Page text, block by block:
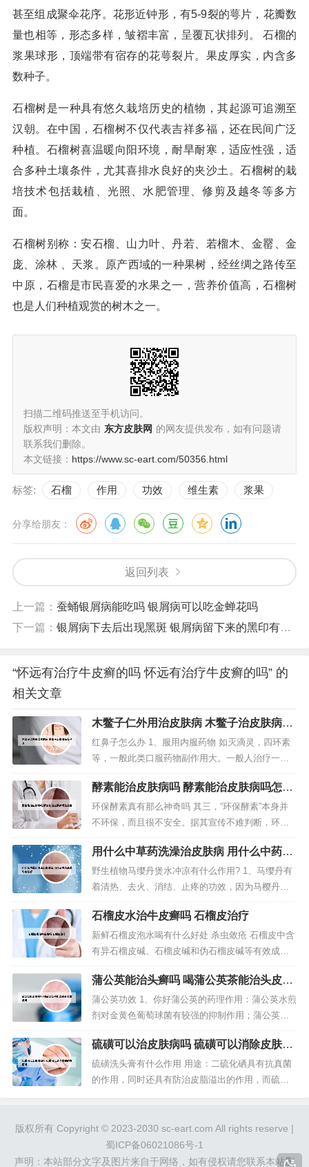
甚至组成聚伞花序。花形近钟形，有5-9裂的萼片，花瓣数
量也相等，形态多样，皱褶丰富，呈覆瓦状排列。 石榴的
浆果球形，顶端带有宿存的花萼裂片。果皮厚实，内含多
数种子。
石榴树是一种具有悠久栽培历史的植物，其起源可追溯至
汉朝。在中国，石榴树不仅代表吉祥多福，还在民间广泛
种植。石榴树喜温暖向阳环境，耐旱耐寒，适应性强，适
合多种土壤条件，尤其喜排水良好的夹沙土。石榴树的栽
培技术包括栽植、光照、水肥管理、修剪及越冬等多方
面。
石榴树别称：安石榴、山力叶、丹若、若榴木、金罂、金
庞、涂林 、天浆。原产西域的一种果树，经丝绸之路传至
中原，石榴是市民喜爱的水果之一，营养价值高，石榴树
也是人们种植观赏的树木之一。
扫描二维码推送至手机访问。
版权声明：本文由 东方皮肤网 的网友提供发布，如有问题请
联系我们删除。
本文链接： https://www.sc-eart.com/50356.html
标签: 石榴 作用 功效 维生素 浆果
分享给朋友：
返回列表
上一篇： 蚕蛹银屑病能吃吗 银屑病可以吃金蝉花吗
下一篇： 银屑病下去后出现黑斑 银屑病留下来的黑印有什么办法
“怀远有治疗牛皮癣的吗 怀远有治疗牛皮癣的吗” 的
相关文章
木鳖子仁外用治皮肤病 木鳖子治皮肤病专
利方
红鼻子怎么办 1、服用内服药物 如灭滴灵，四环素
等，一般此类口服药物副作用大。一般人治疗一段
时间将会半途而废。电解治疗 适用于小面积毛细血
管扩张，冷冻适用于增生期；都容易留下疤痕。女
性患者一般不采用；医院也慎用。2、热敷鼻子 睡前
用热毛巾热敷鼻子，可以扩张血管，改善血液循
环，使鼻子变得通畅。戴口罩...
酵素能治皮肤病吗 酵素能治皮肤病吗怎么
用
环保酵素真有那么神奇吗 其三，“环保酵素”本身并
不环保，而且很不安全。据其宣传不难判断，环保
酵素是利用厨余垃圾发酵而来，说是更利于环保的
发酵，其实和自家后院的堆肥也没啥区别。第一，
它能促进肠道正常功能的维持，为什么呢？因为它
能促进肠道的蠕动过程，让肠道的各项功能维持在
正常状态下。“环保酵素”不杀菌...
用什么中草药洗澡治皮肤病 用什么中药洗
澡对皮肤好
野生植物马缨丹煲水冲凉有什么作用? 1、马缨丹有
着清热、去火、消结、止疼的功效，因为马樱丹属
于寒性药物，可以有效的加速人体内热毒溶解和排
出，可以用来治疗登革热病、肺结核、腮腺炎、淋
巴结核等病症。2、他的叶子和根部都有药用价值，
最主要是用来清热解毒，也会用于治疗湿疹，皮肤
问题等。但是孕妇一定不能用。马...
石榴皮水治牛皮癣吗 石榴皮治疗
新鲜石榴皮泡水喝有什么好处 杀虫敛疮 石榴皮中含
有异石榴皮碱、石榴皮碱和伪石榴皮碱等有效成
分，具有杀虫敛疮的作用。如果有蛔虫导致的腹
痛，可以用石榴皮泡水喝来缓解。2 石榴籽的功效有
哪些 健脾开胃、降血糖、降血脂。止血明目：将石
榴晒干用于煮水饮用，石榴皮煮水能起到止血的功
效，还能明目，对于眼睛视...
蒲公英能治头癣吗 喝蒲公英茶能治头皮毛
囊炎吗
蒲公英功效 1、你好蒲公英的药理作用：蒲公英水煎
剂对金黄色葡萄球菌有较强的抑制作用；蒲公英浸
剂有相当强的利胆作用。蒲公英有抗人体肺癌的作
用。蒲公英味甘、苦，性寒。功能清热解毒，消痈
散结。2、美容作用 蒲公英植物体中含有蒲公英醇、
蒲公英素、胆碱、有机酸、菊糖等多种健康营养成
硫磺可以治皮肤病吗 硫磺可以消除皮肤的
真菌吗
硫磺洗头膏有什么作用 用途：二硫化硒具有抗真菌
的作用，同时还具有防治皮脂溢出的作用，而硫磺
洗发水相对较安全，使用后出现副作用的概率较
低。三个魔发匠硫磺洗发水中的硫磺成分具有缓解
毛囊炎、除螨止痒的作用。洗完头发能...
版权所有 Copyright © 2023-2030 sc-eart.com All rights reserve |
蜀ICP备06021086号-1
声明：本站部分文字及图片来自于网络，如有侵权请您联系本站删